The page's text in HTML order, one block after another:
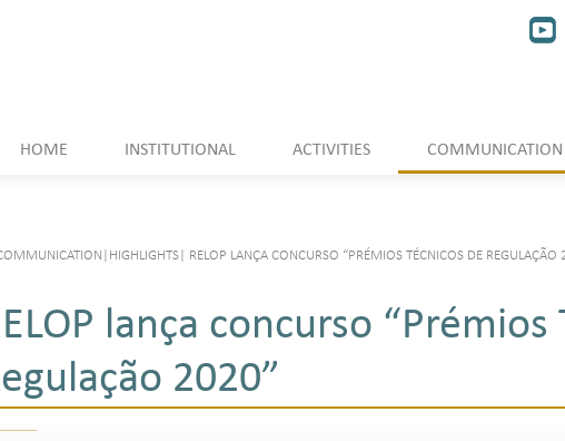
HOME INSTITUTIONAL ACTIVITIES COMMUNICATION
HIGHLIGHTS RELOP LANÇA CONCURSO “PRÉMIOS TÉCNICOS DE REGULAÇÃO
lança concurso “Prémios
2020”